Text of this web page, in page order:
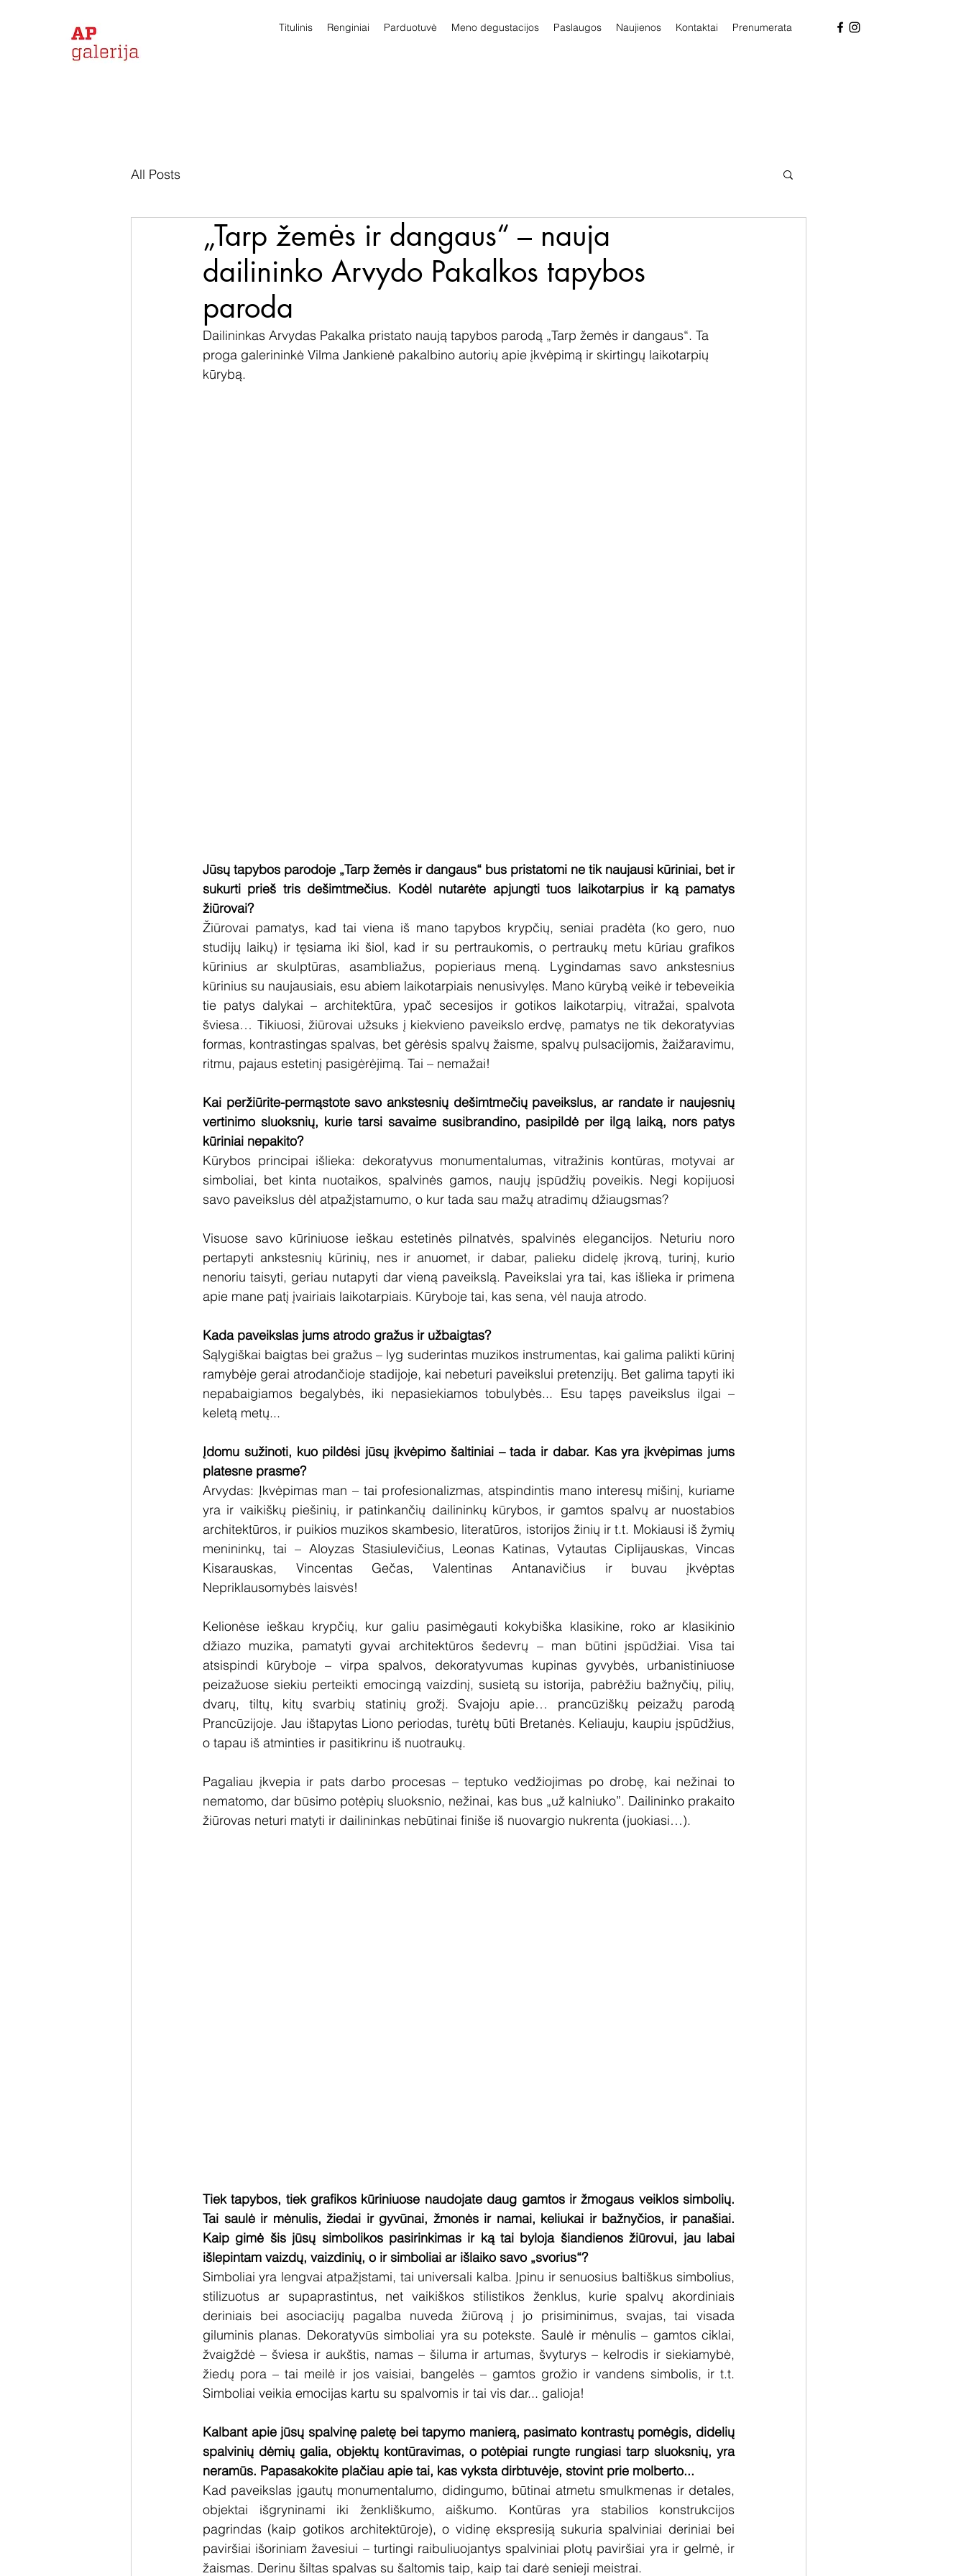
Titulinis Renginiai Parduotuvė Meno degustacijos Paslaugos Naujienos Kontaktai Prenumerata
All Posts
„Tarp žemės ir dangaus“ – nauja
dailininko Arvydo Pakalkos tapybos
paroda
Dailininkas Arvydas Pakalka pristato naują tapybos parodą „Tarp žemės ir dangaus“. Ta
proga galerininkė Vilma Jankienė pakalbino autorių apie įkvėpimą ir skirtingų laikotarpių
kūrybą.
Jūsų tapybos parodoje „Tarp žemės ir dangaus“ bus pristatomi ne tik naujausi kūriniai, bet ir
sukurti prieš tris dešimtmečius. Kodėl nutarėte apjungti tuos laikotarpius ir ką pamatys
žiūrovai?
Žiūrovai pamatys, kad tai viena iš mano tapybos krypčių, seniai pradėta (ko gero, nuo
studijų laikų) ir tęsiama iki šiol, kad ir su pertraukomis, o pertraukų metu kūriau grafikos
kūrinius ar skulptūras, asambliažus, popieriaus meną. Lygindamas savo ankstesnius
kūrinius su naujausiais, esu abiem laikotarpiais nenusivylęs. Mano kūrybą veikė ir tebeveikia
tie patys dalykai – architektūra, ypač secesijos ir gotikos laikotarpių, vitražai, spalvota
šviesa… Tikiuosi, žiūrovai užsuks į kiekvieno paveikslo erdvę, pamatys ne tik dekoratyvias
formas, kontrastingas spalvas, bet gėrėsis spalvų žaisme, spalvų pulsacijomis, žaižaravimu,
ritmu, pajaus estetinį pasigėrėjimą. Tai – nemažai!
Kai peržiūrite-permąstote savo ankstesnių dešimtmečių paveikslus, ar randate ir naujesnių
vertinimo sluoksnių, kurie tarsi savaime susibrandino, pasipildė per ilgą laiką, nors patys
kūriniai nepakito?
Kūrybos principai išlieka: dekoratyvus monumentalumas, vitražinis kontūras, motyvai ar
simboliai, bet kinta nuotaikos, spalvinės gamos, naujų įspūdžių poveikis. Negi kopijuosi
savo paveikslus dėl atpažįstamumo, o kur tada sau mažų atradimų džiaugsmas?
Visuose savo kūriniuose ieškau estetinės pilnatvės, spalvinės elegancijos. Neturiu noro
pertapyti ankstesnių kūrinių, nes ir anuomet, ir dabar, palieku didelę įkrovą, turinį, kurio
nenoriu taisyti, geriau nutapyti dar vieną paveikslą. Paveikslai yra tai, kas išlieka ir primena
apie mane patį įvairiais laikotarpiais. Kūryboje tai, kas sena, vėl nauja atrodo.
Kada paveikslas jums atrodo gražus ir užbaigtas?
Sąlygiškai baigtas bei gražus – lyg suderintas muzikos instrumentas, kai galima palikti kūrinį
ramybėje gerai atrodančioje stadijoje, kai nebeturi paveikslui pretenzijų. Bet galima tapyti iki
nepabaigiamos begalybės, iki nepasiekiamos tobulybės... Esu tapęs paveikslus ilgai –
keletą metų...
Įdomu sužinoti, kuo pildėsi jūsų įkvėpimo šaltiniai – tada ir dabar. Kas yra įkvėpimas jums
platesne prasme?
Arvydas: Įkvėpimas man – tai profesionalizmas, atspindintis mano interesų mišinį, kuriame
yra ir vaikiškų piešinių, ir patinkančių dailininkų kūrybos, ir gamtos spalvų ar nuostabios
architektūros, ir puikios muzikos skambesio, literatūros, istorijos žinių ir t.t. Mokiausi iš žymių
menininkų, tai – Aloyzas Stasiulevičius, Leonas Katinas, Vytautas Ciplijauskas, Vincas
Kisarauskas, Vincentas Gečas, Valentinas Antanavičius ir buvau įkvėptas
Nepriklausomybės laisvės!
Kelionėse ieškau krypčių, kur galiu pasimėgauti kokybiška klasikine, roko ar klasikinio
džiazo muzika, pamatyti gyvai architektūros šedevrų – man būtini įspūdžiai. Visa tai
atsispindi kūryboje – virpa spalvos, dekoratyvumas kupinas gyvybės, urbanistiniuose
peizažuose siekiu perteikti emocingą vaizdinį, susietą su istorija, pabrėžiu bažnyčių, pilių,
dvarų, tiltų, kitų svarbių statinių grožį. Svajoju apie… prancūziškų peizažų parodą
Prancūzijoje. Jau ištapytas Liono periodas, turėtų būti Bretanės. Keliauju, kaupiu įspūdžius,
o tapau iš atminties ir pasitikrinu iš nuotraukų.
Pagaliau įkvepia ir pats darbo procesas – teptuko vedžiojimas po drobę, kai nežinai to
nematomo, dar būsimo potėpių sluoksnio, nežinai, kas bus „už kalniuko”. Dailininko prakaito
žiūrovas neturi matyti ir dailininkas nebūtinai finiše iš nuovargio nukrenta (juokiasi…).
Tiek tapybos, tiek grafikos kūriniuose naudojate daug gamtos ir žmogaus veiklos simbolių.
Tai saulė ir mėnulis, žiedai ir gyvūnai, žmonės ir namai, keliukai ir bažnyčios, ir panašiai.
Kaip gimė šis jūsų simbolikos pasirinkimas ir ką tai byloja šiandienos žiūrovui, jau labai
išlepintam vaizdų, vaizdinių, o ir simboliai ar išlaiko savo „svorius“?
Simboliai yra lengvai atpažįstami, tai universali kalba. Įpinu ir senuosius baltiškus simbolius,
stilizuotus ar supaprastintus, net vaikiškos stilistikos ženklus, kurie spalvų akordiniais
deriniais bei asociacijų pagalba nuveda žiūrovą į jo prisiminimus, svajas, tai visada
giluminis planas. Dekoratyvūs simboliai yra su potekste. Saulė ir mėnulis – gamtos ciklai,
žvaigždė – šviesa ir aukštis, namas – šiluma ir artumas, švyturys – kelrodis ir siekiamybė,
žiedų pora – tai meilė ir jos vaisiai, bangelės – gamtos grožio ir vandens simbolis, ir t.t.
Simboliai veikia emocijas kartu su spalvomis ir tai vis dar... galioja!
Kalbant apie jūsų spalvinę paletę bei tapymo manierą, pasimato kontrastų pomėgis, didelių
spalvinių dėmių galia, objektų kontūravimas, o potėpiai rungte rungiasi tarp sluoksnių, yra
neramūs. Papasakokite plačiau apie tai, kas vyksta dirbtuvėje, stovint prie molberto...
Kad paveikslas įgautų monumentalumo, didingumo, būtinai atmetu smulkmenas ir detales,
objektai išgryninami iki ženkliškumo, aiškumo. Kontūras yra stabilios konstrukcijos
pagrindas (kaip gotikos architektūroje), o vidinę ekspresiją sukuria spalviniai deriniai bei
paviršiai išoriniam žavesiui – turtingi raibuliuojantys spalviniai plotų paviršiai yra ir gelmė, ir
žaismas. Derinu šiltas spalvas su šaltomis taip, kaip tai darė senieji meistrai.